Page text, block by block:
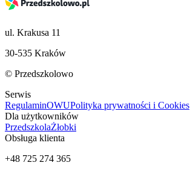
ul. Krakusa 11
30-535 Kraków
© Przedszkolowo
Serwis
RegulaminOWUPolityka prywatności i Cookies
Dla użytkowników
PrzedszkolaŻłobki
Obsługa klienta
+48 725 274 365